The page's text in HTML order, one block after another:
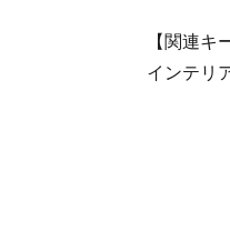
【関連キ
インテリ